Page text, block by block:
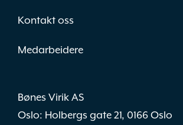
Kontakt oss
Medarbeidere
Bønes Virik AS
Oslo: Holbergs gate 21, 0166 Oslo